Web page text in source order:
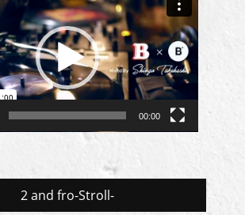
00:00
2 and fro-Stroll-